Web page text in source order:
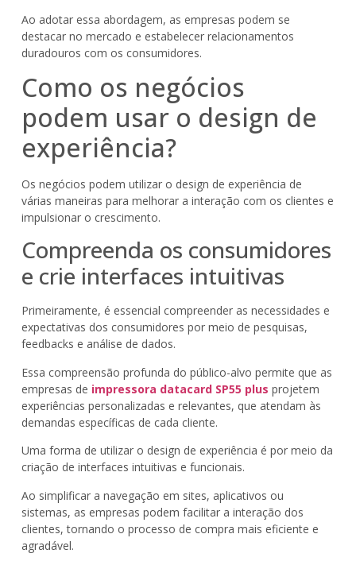
Ao adotar essa abordagem, as empresas podem se
destacar no mercado e estabelecer relacionamentos
duradouros com os consumidores.
Como os negócios
podem usar o design de
experiência?
Os negócios podem utilizar o design de experiência de
várias maneiras para melhorar a interação com os clientes e
impulsionar o crescimento.
Compreenda os consumidores
e crie interfaces intuitivas
Primeiramente, é essencial compreender as necessidades e
expectativas dos consumidores por meio de pesquisas,
feedbacks e análise de dados.
Essa compreensão profunda do público-alvo permite que as
empresas de impressora datacard SP55 plus projetem
experiências personalizadas e relevantes, que atendam às
demandas específicas de cada cliente.
Uma forma de utilizar o design de experiência é por meio da
criação de interfaces intuitivas e funcionais.
Ao simplificar a navegação em sites, aplicativos ou
sistemas, as empresas podem facilitar a interação dos
clientes, tornando o processo de compra mais eficiente e
agradável.